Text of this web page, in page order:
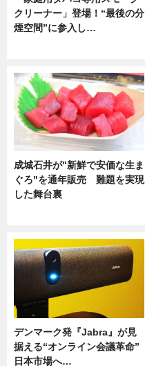
クリーナー」登場！“最後の分
煙空間”に参入し…
成城石井が"新鮮で安価な生ま
ぐろ"を通年販売 難題を実現
した舞台裏
デンマーク発『Jabra』が見
据える“オンライン会議革命”
日本市場へ…